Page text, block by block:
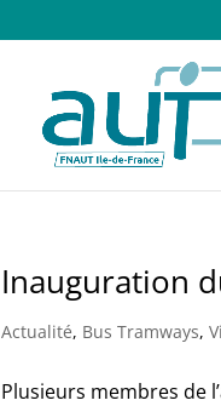
Inauguration
Actualité, Bus Tramways,
Plusieurs membres de